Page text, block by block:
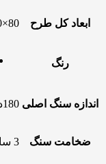
ابعاد کل طرح 80×200
رنگ
اندازه سنگ اصلی 180در60
ضخامت سنگ 3 سانت